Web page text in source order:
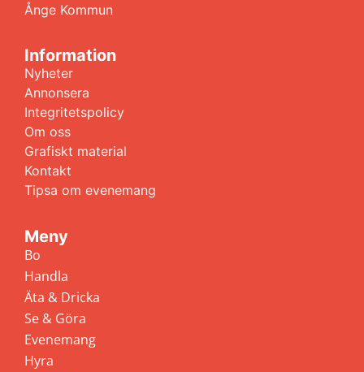
Ånge Kommun
Information
Nyheter
Annonsera
Integritetspolicy
Om oss
Grafiskt material
Kontakt
Tipsa om evenemang
Meny
Bo
Handla
Äta & Dricka
Se & Göra
Evenemang
Hyra